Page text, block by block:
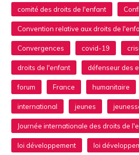
comité des droits de l'enfant
Convention relative aux droits de
Convergences covid-19
droits de l'enfant défenseur des
forum France humanitaire
international jeunes
Journée internationale des droits de
loi développement loi